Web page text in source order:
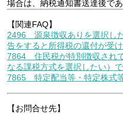
場合は、納税通知書送達後で
【関連FAQ】
2496 源泉徴収ありを選択し
告をすると所得税の還付が受
7864 住民税が特別徴収され
なる課税方式を選択したい）
7865 特定配当等・特定株式
【お問合せ先】